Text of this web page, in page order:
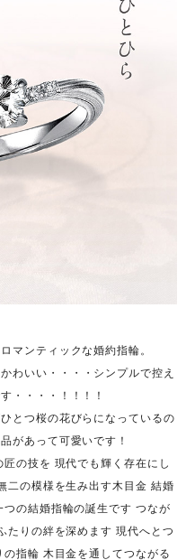
マンティックな婚約指輪。
かわいい・・・・シンプルで控え
・・・・！！！！
とつ桜の花びらになっているの
があって可愛いです！
の技を 現代でも輝く存在にし
二の模様を生み出す木目金 結婚
の結婚指輪の誕生です つなが
たりの絆を深めます 現代へとつ
指輪 木目金を通してつながる